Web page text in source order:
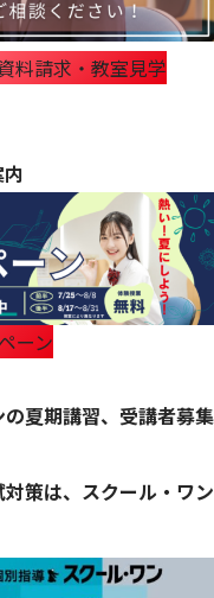
料請求・教室見学
ーン
の夏期講習、受講者募集
策は、スクール・ワン